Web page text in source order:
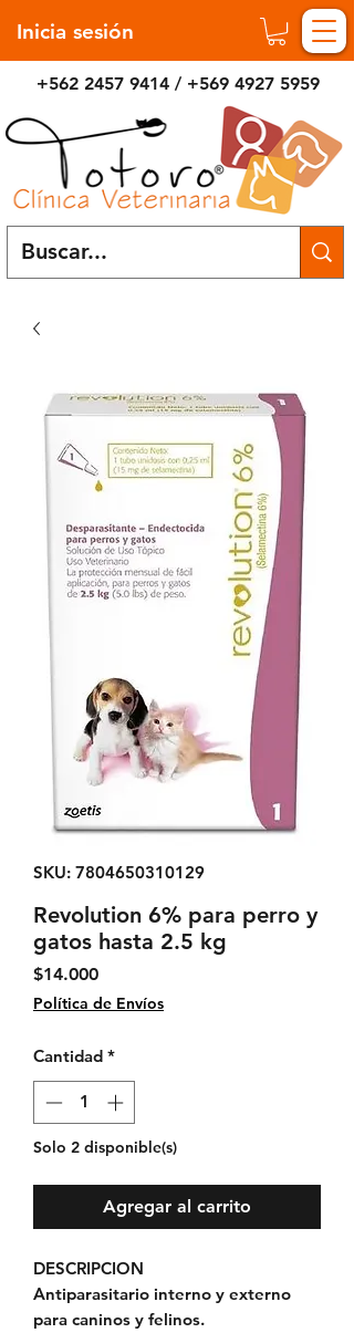
Inicia sesión
+562 2457 9414 / +569 4927 5959
SKU: 7804650310129
Revolution 6% para perro y
gatos hasta 2.5 kg
$14.000Precio
Política de Envíos
Cantidad *
Solo 2 disponible(s)
Agregar al carrito
DESCRIPCION
Antiparasitario interno y externo
para caninos y felinos.